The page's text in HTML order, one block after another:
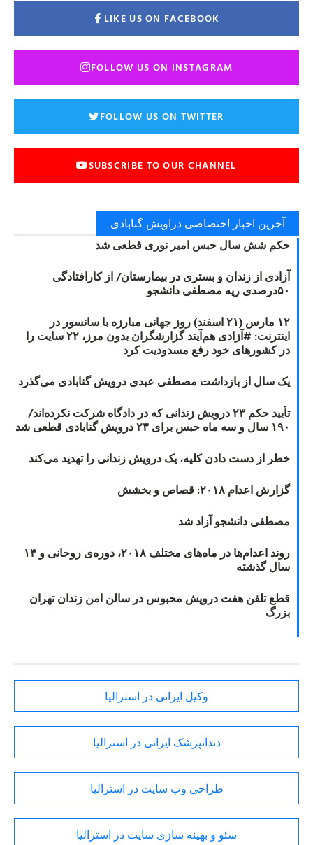
LIKE US ON FACEBOOK
FOLLOW US ON INSTAGRAM
FOLLOW US ON TWITTER
SUBSCRIBE TO OUR CHANNEL
آخرین اخبار اختصاصی دراویش گنابادی
حکم شش سال حبس امیر نوری قطعی شد
آزادی از زندان و بستری در بیمارستان/ از کارافتادگی
۵۰درصدی ریه مصطفی دانشجو
۱۲ مارس (۲۱ اسفند) روز جهانی مبارزه با سانسور در
اینترنت: #آزادی هم‌آیند گزارشگران‌ بدون مرز، ۲۲ سایت را
در کشورهای خود رفع مسدودیت کرد
یک سال از بازداشت مصطفی عبدی درویش گنابادی می‌گذرد
تأیید حکم ۲۳ درویش زندانی که در دادگاه شرکت نکرده‌اند/
۱۹۰ سال و سه ماه حبس برای ۲۳ درویش گنابادی قطعی شد
خطر از دست دادن کلیه، یک درویش زندانی را تهدید می‌کند
گزارش اعدام ۲۰۱۸: قصاص و بخشش
مصطفی دانشجو آزاد شد
روند اعدام‌ها در ماه‌های مختلف ۲۰۱۸، دوره‌ی روحانی و ۱۴
سال گذشته
قطع تلفن هفت درویش محبوس در سالن امن زندان تهران
بزرگ
وکیل ایرانی در استرالیا
دندانپزشک ایرانی در استرالیا
طراحی وب سایت در استرالیا
سئو و بهینه سازی سایت در استرالیا